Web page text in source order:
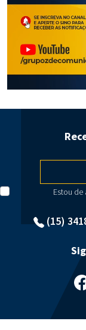
(15)
Estou